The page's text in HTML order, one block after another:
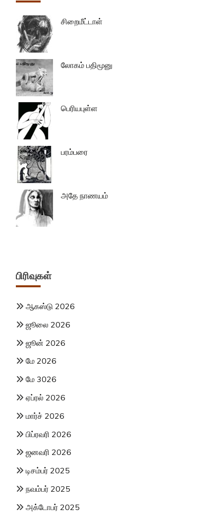
சிறைமீட்டாள்
லோகம் பதிமூனு
பெரியபுள்ள
பரம்பரை
அதே நாணயம்
பிரிவுகள்
ஆகஸ்டு 2026
ஜூலை 2026
ஜூன் 2026
மே 2026
மே 3026
ஏப்ரல் 2026
மார்ச் 2026
பிப்ரவரி 2026
ஜனவரி 2026
டிசம்பர் 2025
நவம்பர் 2025
அக்டோபர் 2025